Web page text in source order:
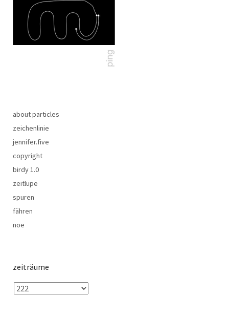
about particles
zeichenlinie
jennifer.five
copyright
birdy 1.0
zeitlupe
spuren
fähren
noe
zeiträume